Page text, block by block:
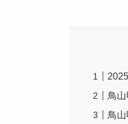
鳥
鳥